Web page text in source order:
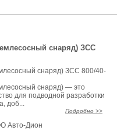
снаряд) ЗСС
снаряд) ЗСС 800/40-
снаряд) — это
для подводной разработки
доб...
Подробно >>
Авто-Дион